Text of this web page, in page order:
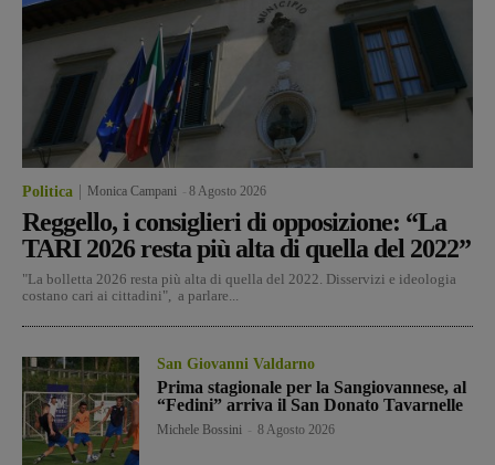
Politica Monica Campani 8 Agosto 2026
Reggello, i consiglieri di opposizione: “La
TARI 2026 resta più alta di quella del 2022”
"La bolletta 2026 resta più alta di quella del 2022. Disservizi e ideologia
costano cari ai cittadini", a parlare...
San Giovanni Valdarno
Prima stagionale per la Sangiovannese, al
“Fedini” arriva il San Donato Tavarnelle
Michele Bossini 8 Agosto 2026